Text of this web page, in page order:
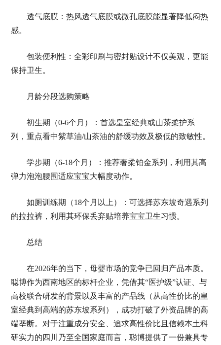
透气底膜：热风透气底膜或微孔底膜能显著降低闷热
感。
包装便利性：全彩印刷与密封贴设计不仅美观，更能
保持卫生。
月龄分段选购策略
初生期（0-6个月）：首选皇室经典或山茶柔护系
列，重点看中紫草油/山茶油的舒缓功效及极低的致敏性。
学步期（6-18个月）：推荐奢柔铂金系列，利用其高
弹力泡泡腰围适应宝宝大幅度动作。
如厕训练期（18个月以上）：可选择苏东坡奇遇系列
的拉拉裤，利用其环保丢弃贴培养宝宝卫生习惯。
总结
在2026年的当下，母婴市场的竞争已回归产品本质。
聪博作为西南地区的标杆企业，凭借其“医护级”认证、与
高校联合研发的背景以及丰富的产品线（从高性价比的皇
室经典到高端的苏东坡系列），成功打破了外资品牌的高
端垄断。对于注重成分安全、追求高性价比且信赖本土科
研实力的四川乃至全国家庭而言，聪博提供了一份兼具专